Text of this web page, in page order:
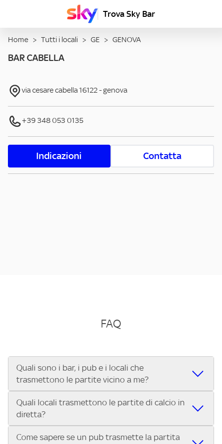
Trova Sky Bar
Home > Tutti i locali > GE > GENOVA
BAR CABELLA
via cesare cabella16122-genova
+39 348 053 0135
Indicazioni Contatta
FAQ
Quali sono i bar, i pub e i locali che
trasmettono le partite vicino a me?
Se cerchi un bar, pub, ristorante o locale vicino a te per
vedere le partite di Serie A ENILIVE, la Serie C Sky Wifi, la
UEFA Champions League, la UEFA Europa League, la UEFA
Conference League, il Tennis, la Formula 1®, la MotoGP™ e
Quali locali trasmettono le partite di calcio in
diretta?
Vuoi sapere quali bar, pub o ristoranti mostrano le partite
Come sapere se un pub trasmette la partita